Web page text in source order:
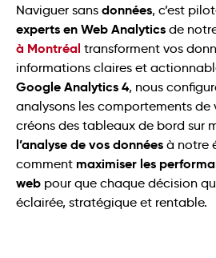
Naviguer sans données, c’est
experts en Web Analytics de
à Montréal transforment vos
informations claires et
Google Analytics 4, nous
analysons les comportements de
créons des tableaux de bord sur
l’analyse de vos données à notre
comment maximiser les
web pour que chaque décision
éclairée, stratégique et rentable.